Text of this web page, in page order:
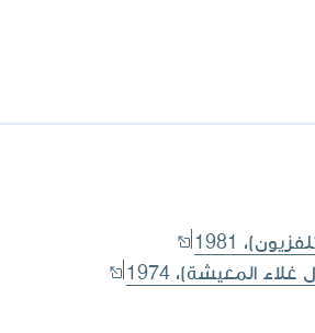
1981
المعيشة)، 1974